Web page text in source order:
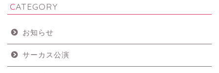
CATEGORY
お知らせ
サーカス公演